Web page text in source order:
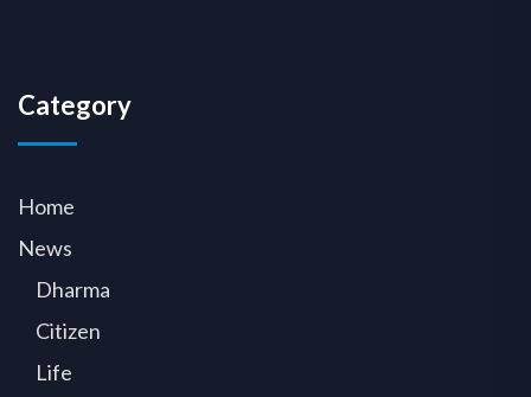
Category
Home
News
Dharma
Citizen
Life